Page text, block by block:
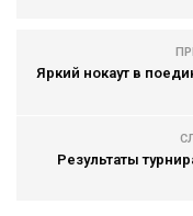
Яркий нокаут в
Результаты